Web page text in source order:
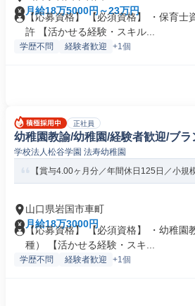
月給18万5000円～23万円
【応募資格】 【必須資格】 ・保育士
許 【活かせる経験・スキル...
学歴不問 経験者歓迎 +1個
正社員
幼稚園教諭/幼稚園/経験者歓迎/ブラ
学校法人松谷学園 法寿幼稚園
【賞与4.00ヶ月分／年間休日125日／小規
山口県岩国市車町
月給18万3000円
【応募資格】 【必須資格】 ・幼稚園
種） 【活かせる経験・スキ...
学歴不問 経験者歓迎 +1個